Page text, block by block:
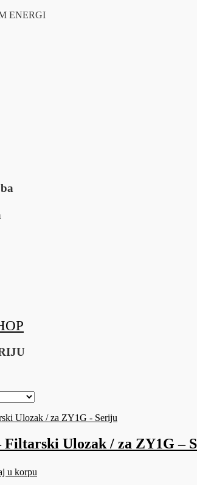
ENERGI
Filtarski Ulozak / za ZY1G –
u korpu